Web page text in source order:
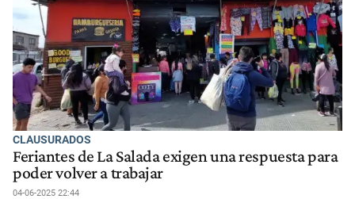
CLAUSURADOS
Feriantes de La Salada exigen una respuesta para
poder volver a trabajar
04-06-2025 22:44